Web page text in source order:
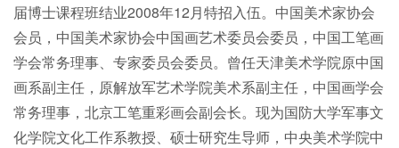
届博士课程班结业2008年12月特招入伍。中国美术家协会
会员，中国美术家协会中国画艺术委员会委员，中国工笔画
学会常务理事、专家委员会委员。曾任天津美术学院原中国
画系副主任，原解放军艺术学院美术系副主任，中国画学会
常务理事，北京工笔重彩画会副会长。现为国防大学军事文
化学院文化工作系教授、硕士研究生导师，中央美术学院中